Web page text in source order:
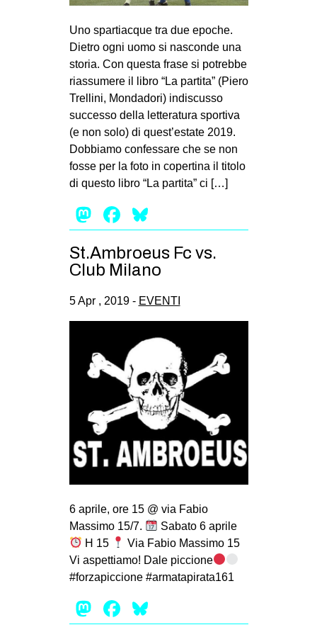
MUSICA
RECENSIONI
INTERNAZIONALE
AFRICA
AMERICHE
ESTREMO ORIENTE
EUROPA
MEDIO ORIENTE
EVENTI
in
Fb
bsky
ms
SEARCH
Uno spartiacque tra due epoche.
Dietro ogni uomo si nasconde una
storia. Con questa frase si potrebbe
riassumere il libro “La partita” (Piero
Trellini, Mondadori) indiscusso
successo della letteratura sportiva
(e non solo) di quest’estate 2019.
Dobbiamo confessare che se non
fosse per la foto in copertina il titolo
di questo libro “La partita” ci […]
Mastodon
Facebook
St.Ambroeus Fc vs.
Club Milano
5 Apr , 2019 - EVENTI
6 aprile, ore 15 @ via Fabio
Massimo 15/7.
Sabato 6 aprile
H 15
Via Fabio Massimo 15
Vi aspettiamo! Dale piccione
#forzapiccione #armatapirata161
Mastodon
Facebook